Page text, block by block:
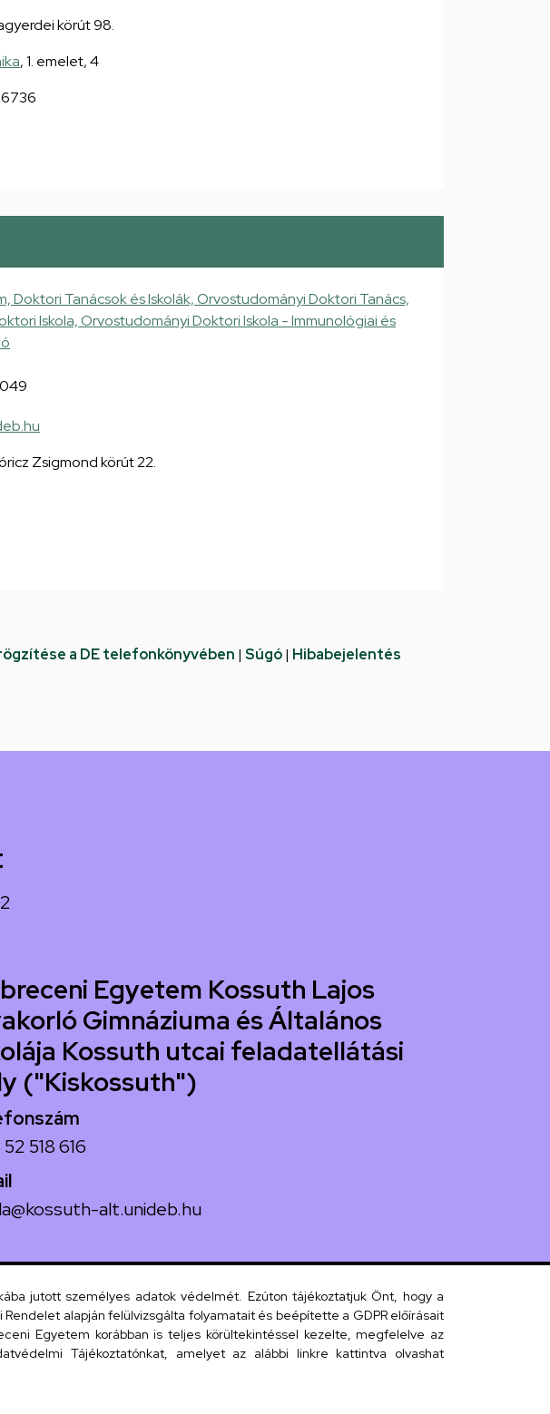
körút 98.
, 1. emelet, 4
Doktori Tanácsok és Iskolák, Orvostudományi Doktori Tanács,
Iskola, Orvostudományi Doktori Iskola - Immunológiai és
Zsigmond körút 22.
a DE telefonkönyvében | Súgó| Hibabejelentés
Egyetem Kossuth Lajos
Gimnáziuma és Általános
Kossuth utcai feladatellátási
("Kiskossuth")
518 616
alt.unideb.hu
Debrecen, Kossuth utca 33.
Szervezeti telefonkönyv
jutott személyes adatok védelmét. Ezúton tájékoztatjuk Önt, hogy a
alapján felülvizsgálta folyamatait és beépítette a GDPR előírásait
Egyetem korábban is teljes körültekintéssel kezelte, megfelelve az
Tájékoztatónkat, amelyet az alábbi linkre kattintva olvashat